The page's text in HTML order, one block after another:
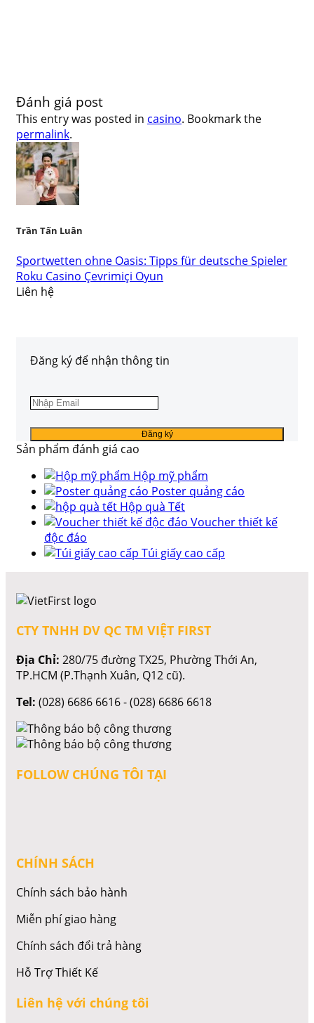
Đánh giá post
This entry was posted in casino. Bookmark the
permalink.
Trần Tấn Luân
Sportwetten ohne Oasis: Tipps für deutsche Spieler
Roku Casino Çevrimiçi Oyun
Liên hệ
Đăng ký để nhận thông tin
Sản phẩm đánh giá cao
Hộp mỹ phẩm
Poster quảng cáo
Hộp quà Tết
Voucher thiết kế
độc đáo
Túi giấy cao cấp
CTY TNHH DV QC TM VIỆT FIRST
Địa Chỉ: 280/75 đường TX25, Phường Thới An,
TP.HCM (P.Thạnh Xuân, Q12 cũ).
Tel: (028) 6686 6616 - (028) 6686 6618
FOLLOW CHÚNG TÔI TẠI
CHÍNH SÁCH
Chính sách bảo hành
Miễn phí giao hàng
Chính sách đổi trả hàng
Hỗ Trợ Thiết Kế
Liên hệ với chúng tôi